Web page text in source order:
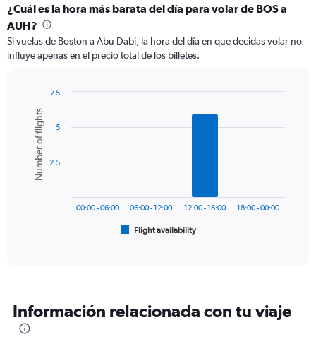
categories.
Range:
12
categories.
The
axis
displaying
values.
Range:
¿Cuál es la hora más barata del día para volar de BOS a
AUH?
Si vuelas de Boston a Abu Dabi, la hora del día en que decidas volar no
influye apenas en el precio total de los billetes.
chart
with
bars.
The
categories.
The
Chart
graphic.
Number of flights
Flight availability
00:00 - 06:00 06:00 - 12:00 12:00 - 18:00 18:00 - 00:00
2.5
5
7.5
Información relacionada con tu viaje